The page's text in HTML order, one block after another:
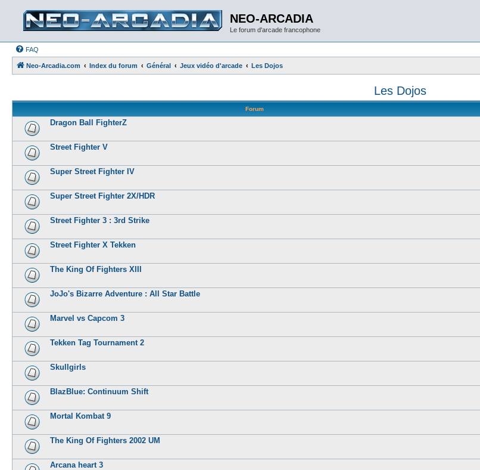
NEO-ARCADIA
Le forum d'arcade francophone
FAQ
Neo-Arcadia.com Index du forum Général Jeux vidéo d'arcade Les Dojos
Les Dojos
Forum
Dragon Ball FighterZ
Street Fighter V
Super Street Fighter IV
Super Street Fighter 2X/HDR
Street Fighter 3 : 3rd Strike
Street Fighter X Tekken
The King Of Fighters XIII
JoJo's Bizarre Adventure : All Star Battle
Marvel vs Capcom 3
Tekken Tag Tournament 2
Skullgirls
BlazBlue: Continuum Shift
Mortal Kombat 9
The King Of Fighters 2002 UM
Arcana heart 3